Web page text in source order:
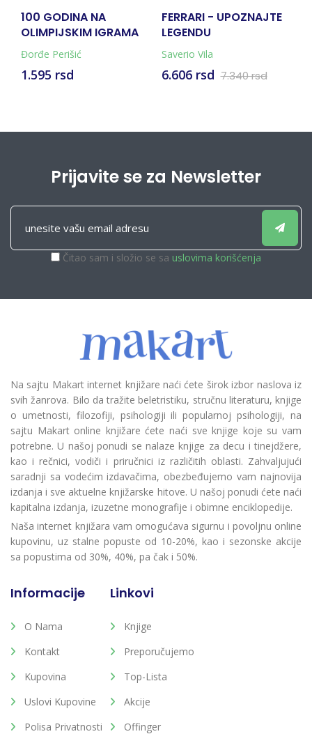
100 GODINA NA
OLIMPIJSKIM IGRAMA
1912-2012.
Đorđe Perišić
1.595 rsd
FERRARI - UPOZNAJTE
LEGENDU
Saverio Vila
6.606 rsd 7.340 rsd
Prijavite se za Newsletter
Čitao sam i složio se sa uslovima korišćenja
Na sajtu Makart internet knjižare naći ćete širok izbor naslova iz
svih žanrova. Bilo da tražite beletristiku, stručnu literaturu, knjige
o umetnosti, filozofiji, psihologiji ili popularnoj psihologiji, na
sajtu Makart online knjižare ćete naći sve knjige koje su vam
potrebne. U našoj ponudi se nalaze knjige za decu i tinejdžere,
kao i rečnici, vodiči i priručnici iz različitih oblasti. Zahvaljujući
saradnji sa vodećim izdavačima, obezbeđujemo vam najnovija
izdanja i sve aktuelne knjižarske hitove. U našoj ponudi ćete naći
kapitalna izdanja, izuzetne monografije i obimne enciklopedije.
Naša internet knjižara vam omogućava sigurnu i povoljnu online
kupovinu, uz stalne popuste od 10-20%, kao i sezonske akcije
sa popustima od 30%, 40%, pa čak i 50%.
Informacije
O Nama
Kontakt
Kupovina
Uslovi Kupovine
Polisa Privatnosti
Linkovi
Knjige
Preporučujemo
Top-Lista
Akcije
Offinger